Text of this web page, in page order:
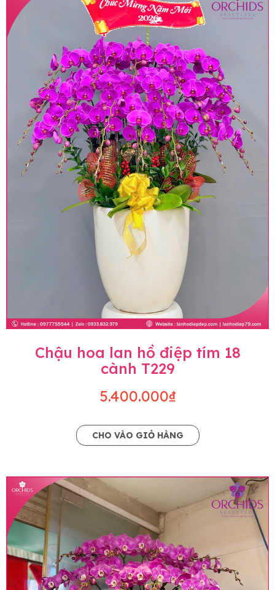
Chậu hoa lan hồ điệp tím 18
cành T229
5.400.000₫
CHO VÀO GIỎ HÀNG